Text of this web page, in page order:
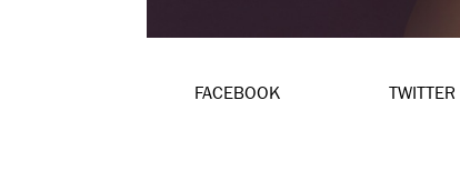
FACEBOOK TWITTER